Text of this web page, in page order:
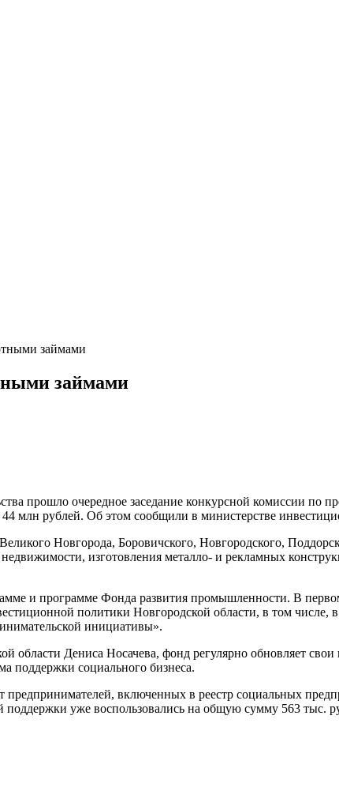
займами
займами
прошло очередное заседание конкурсной комиссии по
млн рублей. Об этом сообщили в министерстве
Новгорода, Боровичского, Новгородского,
изготовления металло- и рекламных
и программе Фонда развития промышленности. В
политики Новгородской области, в том числе,
инициативы».
Дениса Носачева, фонд регулярно обновляет
поддержки социального бизнеса.
включенных в реестр социальных
уже воспользовались на общую сумму 563 тыс.